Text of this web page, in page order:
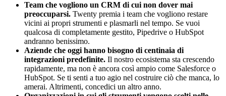
Team che vogliono un CRM di cui non dover mai
preoccuparsi. Twenty premia i team che vogliono restare
vicini ai propri strumenti e plasmarli nel tempo. Se vuoi
qualcosa di completamente gestito, Pipedrive o HubSpot
andranno benissimo.
Aziende che oggi hanno bisogno di centinaia di
integrazioni predefinite. Il nostro ecosistema sta crescendo
rapidamente, ma non è ancora così ampio come Salesforce o
HubSpot. Se ti senti a tuo agio nel costruire ciò che manca, lo
amerai. Altrimenti, concedici un altro anno.